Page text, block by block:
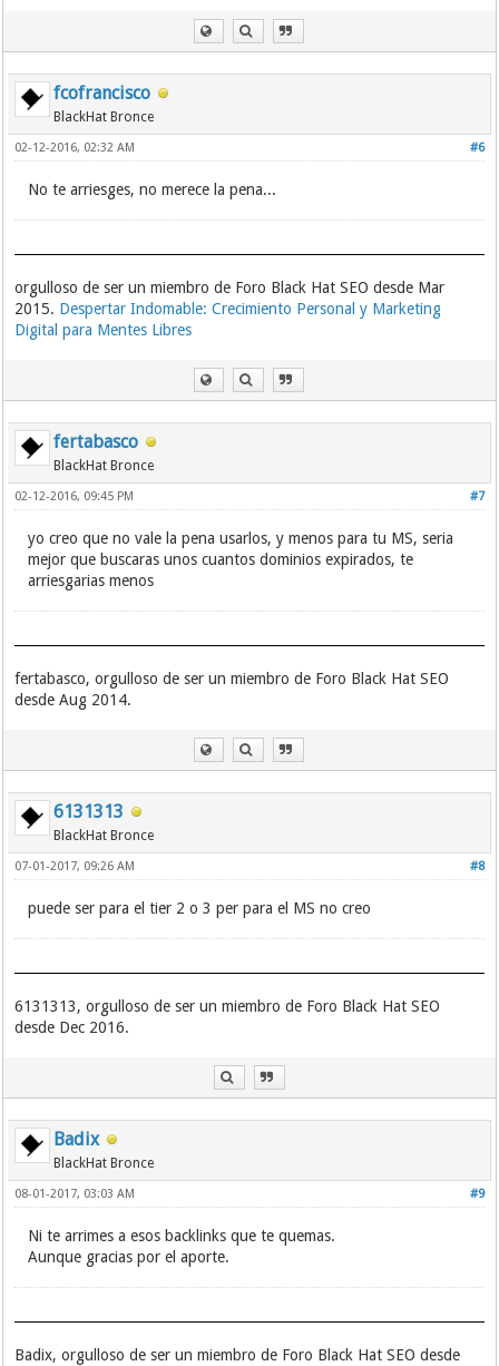
fcofrancisco
BlackHat Bronce
#6
02-12-2016, 02:32 AM
No te arriesges, no merece la pena...
orgulloso de ser un miembro de Foro Black Hat SEO desde Mar
2015. Despertar Indomable: Crecimiento Personal y Marketing
Digital para Mentes Libres
fertabasco
BlackHat Bronce
#7
02-12-2016, 09:45 PM
yo creo que no vale la pena usarlos, y menos para tu MS, seria
mejor que buscaras unos cuantos dominios expirados, te
arriesgarias menos
fertabasco, orgulloso de ser un miembro de Foro Black Hat SEO
desde Aug 2014.
6131313
BlackHat Bronce
#8
07-01-2017, 09:26 AM
puede ser para el tier 2 o 3 per para el MS no creo
6131313, orgulloso de ser un miembro de Foro Black Hat SEO
desde Dec 2016.
Badix
BlackHat Bronce
#9
08-01-2017, 03:03 AM
Ni te arrimes a esos backlinks que te quemas.
Aunque gracias por el aporte.
Badix, orgulloso de ser un miembro de Foro Black Hat SEO desde